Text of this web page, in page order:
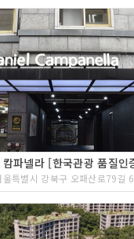
울특별시 강북구 오패산로79길 6